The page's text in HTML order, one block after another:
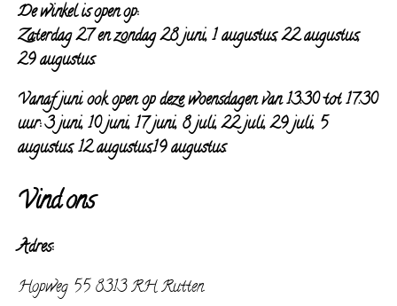
De winkel is open op:
Zaterdag 27 en zondag 28 juni, 1 augustus, 22 augustus,
29 augustus.
Vanaf juni ook open op deze woensdagen van 13.30 tot 17.30
uur: 3 juni, 10 juni, 17 juni, 8 juli,22 juli, 29 juli, 5
augustus, 12 augustus,19 augustus.
Vind ons
Adres:
Hopweg 55 8313 RH Rutten.